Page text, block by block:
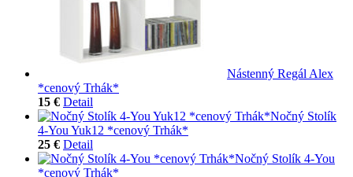
Nástenný Regál Alex
*cenový Trhák*
15 € Detail
Nočný Stolík
4-You Yuk12 *cenový Trhák*
25 € Detail
Nočný Stolík 4-You
*cenový Trhák*